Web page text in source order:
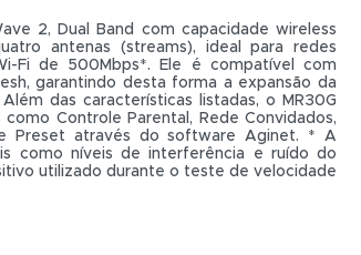
2, Dual Band com capacidade wireless
antenas (streams), ideal para redes
Fi de 500Mbps*. Ele é compatível com
garantindo desta forma a expansão da
das características listadas, o MR30G
Controle Parental, Rede Convidados,
Preset através do software Aginet. * A
como níveis de interferência e ruído do
utilizado durante o teste de velocidade